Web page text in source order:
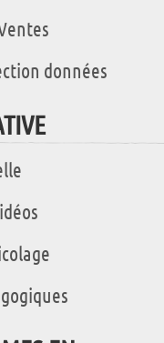
données